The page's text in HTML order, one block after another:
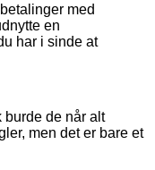
med
en
har i sinde at
burde de når alt
men det er bare et